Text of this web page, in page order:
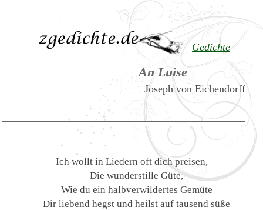
Gedichte
An Luise
Joseph von Eichendorff
Ich wollt in Liedern oft dich preisen,
Die wunderstille Güte,
Wie du ein halbverwildertes Gemüte
Dir liebend hegst und heilst auf tausend süße